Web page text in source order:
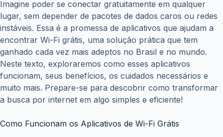
Imagine poder se conectar gratuitamente em qualquer
lugar, sem depender de pacotes de dados caros ou redes
instáveis. Essa é a promessa de aplicativos que ajudam a
encontrar Wi-Fi grátis, uma solução prática que tem
ganhado cada vez mais adeptos no Brasil e no mundo.
Neste texto, exploraremos como esses aplicativos
funcionam, seus benefícios, os cuidados necessários e
muito mais. Prepare-se para descobrir como transformar
a busca por internet em algo simples e eficiente!
Como Funcionam os Aplicativos de Wi-Fi Grátis